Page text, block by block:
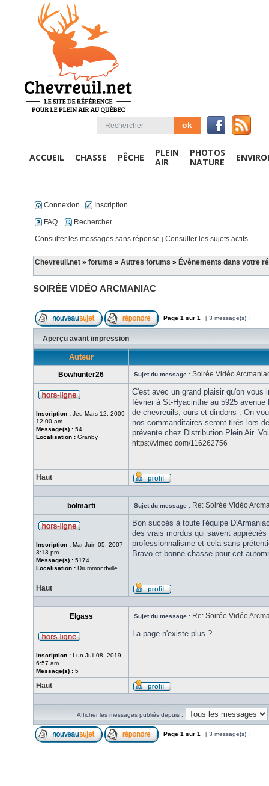
ACCUEIL CHASSE PÊCHE
PLEIN
AIR
PHOTOS
NATURE
Connexion
Inscription
FAQ
Rechercher
Consulter les messages sans réponse | Consulter les sujets actifs
Chevreuil.net » forums » Autres forums » Évènements dans votre
SOIRÉE VIDÉO ARCMANIAC
Page 1 sur 1 [ 3 message(s) ]
Aperçu avant impression
Auteur
Bowhunter26 Sujet du message : Soirée Vidéo
Inscription : Jeu Mars 12, 2009
12:00 am
Message(s) : 54
Localisation : Granby
C'est avec un grand plaisir qu'on vous
février à St-Hyacinthe au 5925
de chevreuils, ours et dindons . On
nos commanditaires seront tirés lors
prévente chez Distribution Plein Air.
https://vimeo.com/116262756
Haut
bolmarti Sujet du message : Re: Soirée Vidéo
Inscription : Mar Juin 05, 2007
3:13 pm
Message(s) : 5174
Localisation : Drummondville
Bon succès à toute l'équipe
des vrais mordus qui savent
professionnalisme et cela sans
Bravo et bonne chasse pour cet
Haut
Elgass Sujet du message : Re: Soirée Vidéo
Inscription : Lun Juil 08, 2019
6:57 am
Message(s) : 5
La page n'existe plus ?
Haut
Afficher les messages publiés depuis :
Page 1 sur 1 [ 3 message(s) ]